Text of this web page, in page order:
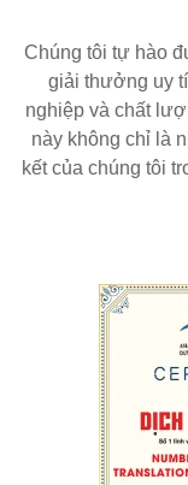
Chúng tôi tự hào
giải thưởng uy
nghiệp và chất
này không chỉ là
kết của chúng tôi